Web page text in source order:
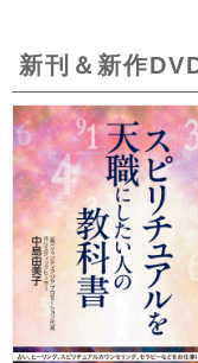
新刊＆新作